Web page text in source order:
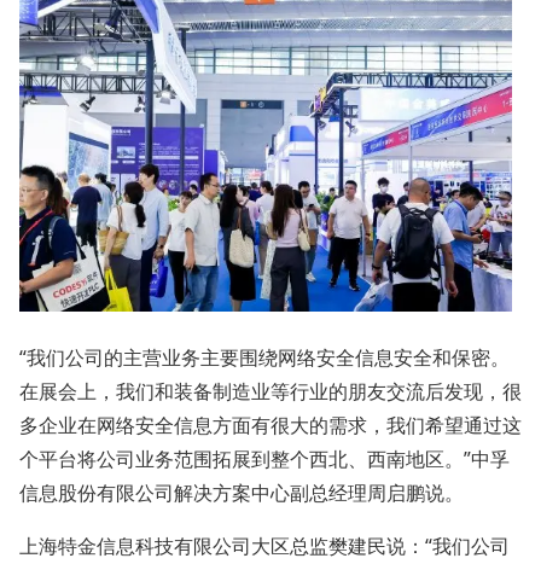
“我们公司的主营业务主要围绕网络安全信息安全和保密。
在展会上，我们和装备制造业等行业的朋友交流后发现，很
多企业在网络安全信息方面有很大的需求，我们希望通过这
个平台将公司业务范围拓展到整个西北、西南地区。”中孚
信息股份有限公司解决方案中心副总经理周启鹏说。
上海特金信息科技有限公司大区总监樊建民说：“我们公司